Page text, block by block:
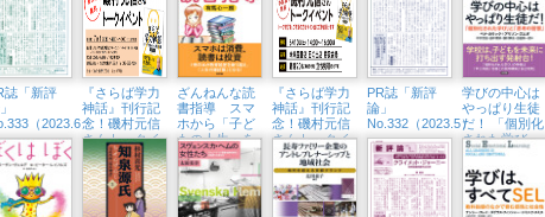
誌「新評
（2023.6・
『さらば学力
神話』刊行記
念！磯村元信
さんトークイ
ベント （7/1
㈯、八王子市
生涯学習セン
ター）
ざんねんな読
書指導 スマ
ホから「子ど
もの人生」を
守った物語
『さらば学力
神話』刊行記
念！磯村元信
さんトークイ
ベント （6/10
㈯、未来屋書
店日の出店）
PR誌「新評
論」
No.332（2023.5）
学びの中心は
やっぱり生徒
だ！ 「個別化
された学び」
と「思考の習
慣」